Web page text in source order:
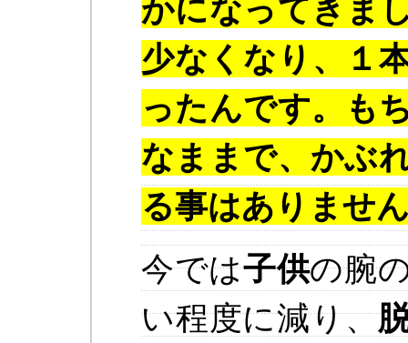
かになってきま
少なくなり、１
ったんです。も
なままで、かぶ
る事はありませ
今では子供の腕
い程度に減り、